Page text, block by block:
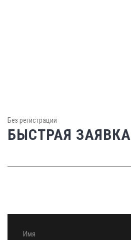
Без регистрации
БЫСТРАЯ ЗАЯВКА